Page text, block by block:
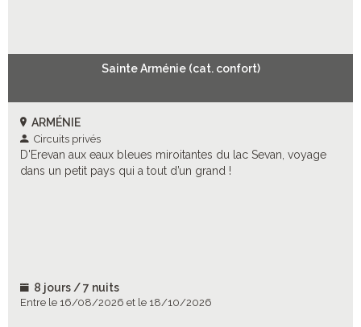
Sainte Arménie (cat. confort)
ARMÉNIE
Circuits privés
D'Erevan aux eaux bleues miroitantes du lac Sevan, voyage
dans un petit pays qui a tout d’un grand !
8 jours / 7 nuits
Entre le 16/08/2026 et le 18/10/2026